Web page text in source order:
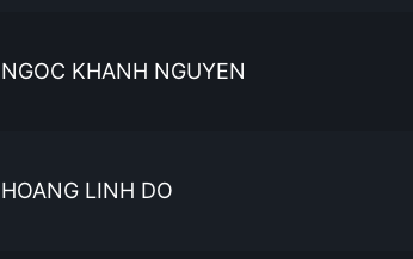
NGOC KHANH NGUYEN
HOANG LINH DO